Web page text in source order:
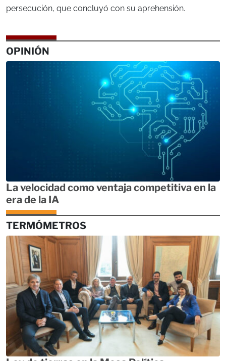
persecución, que concluyó con su aprehensión.
OPINIÓN
La velocidad como ventaja competitiva en la
era de la IA
TERMÓMETROS